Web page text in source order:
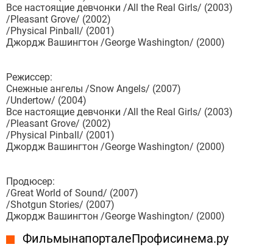
Все настоящие девчонки /All the Real Girls/ (2003)
/Pleasant Grove/ (2002)
/Physical Pinball/ (2001)
Джордж Вашингтон /George Washington/ (2000)
Режиссер:
Снежные ангелы /Snow Angels/ (2007)
/Undertow/ (2004)
Все настоящие девчонки /All the Real Girls/ (2003)
/Pleasant Grove/ (2002)
/Physical Pinball/ (2001)
Джордж Вашингтон /George Washington/ (2000)
Продюсер:
/Great World of Sound/ (2007)
/Shotgun Stories/ (2007)
Джордж Вашингтон /George Washington/ (2000)
Фильмы на портале Профисинема.ру